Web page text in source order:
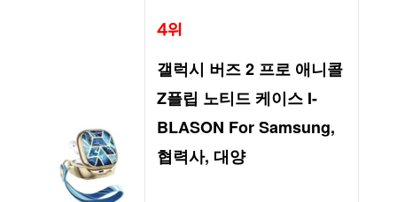
4위
갤럭시 버즈 2 프로 애니콜
Z플립 노티드 케이스 I-
BLASON For Samsung,
협력사, 대양